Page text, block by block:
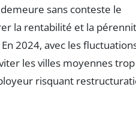
sans conteste le
la rentabilité et la
En 2024, avec les
les villes moyennes trop
risquant